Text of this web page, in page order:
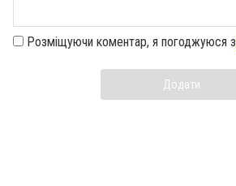
Розміщуючи коментар, я погоджуюся з
Додати